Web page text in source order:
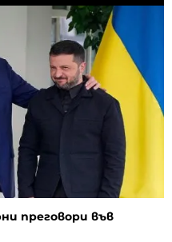
преговори във